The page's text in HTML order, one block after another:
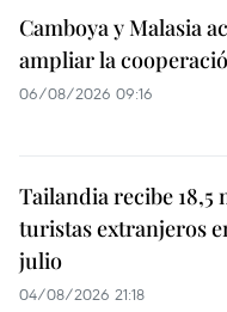
Camboya y Malasia
ampliar la
06/08/2026 09:16
Tailandia recibe 18,5
turistas extranjeros
julio
04/08/2026 21:18